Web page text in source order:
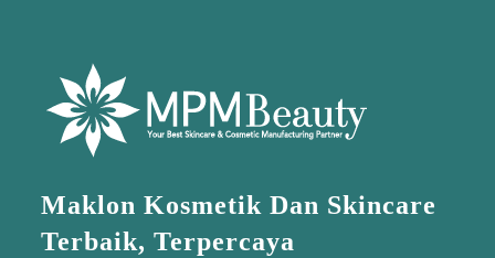
Maklon Kosmetik Dan Skincare
Terbaik, Terpercaya